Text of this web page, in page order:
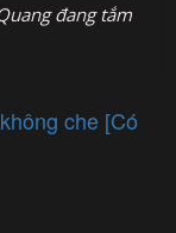
đang tắm
che [Có